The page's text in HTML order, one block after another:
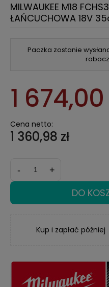
Paczka zostanie
MILWAUKEE M18
ŁAŃCUCHOWA 18V
1 674,00
Cena netto:
1 360,98 zł
- +
DO
Kup i zapłać później